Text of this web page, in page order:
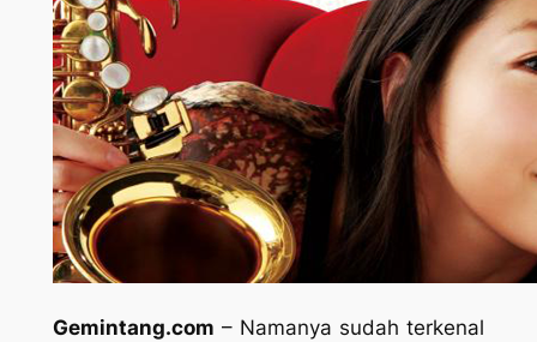
Gemintang.com – Namanya sudah terkenal